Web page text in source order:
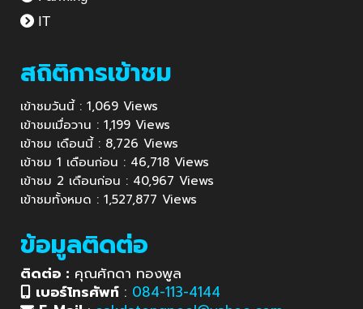
IT
สถิติการเข้าชม
เข้าชมวันนี้ : 1,069 Views
เข้าชมเมื่อวาน : 1,199 Views
เข้าชม เดือนนี้ : 8,726 Views
เข้าชม 1 เดือนก่อน : 46,718 Views
เข้าชม 2 เดือนก่อน : 40,967 Views
เข้าชมทั้งหมด : 1,527,877 Views
ข้อมูลติดต่อ
ติดต่อ : คุณศักดา ทองพูล
เบอร์โทรศัพท์ : 084-113-4144